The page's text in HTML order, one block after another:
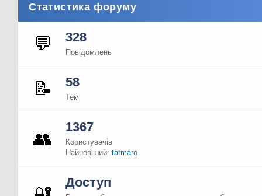
Статистика форуму
💬 328
Повідомлень
📝 58
Тем
👥
1367
Користувачів
Найновіший:tatmaro
Доступ